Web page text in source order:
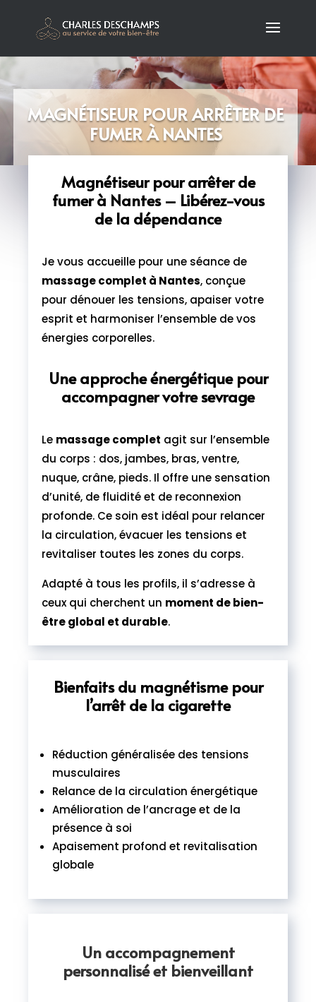
MAGNÉTISEUR POUR ARRÊTER DE
FUMER À NANTES
Magnétiseur pour arrêter de
fumer à Nantes – Libérez-vous
de la dépendance
Je vous accueille pour une séance de
massage complet à Nantes, conçue
pour dénouer les tensions, apaiser votre
esprit et harmoniser l’ensemble de vos
énergies corporelles.
Une approche énergétique pour
accompagner votre sevrage
Le massage complet agit sur l’ensemble
du corps : dos, jambes, bras, ventre,
nuque, crâne, pieds. Il offre une sensation
d’unité, de fluidité et de reconnexion
profonde. Ce soin est idéal pour relancer
la circulation, évacuer les tensions et
revitaliser toutes les zones du corps.
Adapté à tous les profils, il s’adresse à
ceux qui cherchent un moment de bien-
être global et durable.
Bienfaits du magnétisme pour
l’arrêt de la cigarette
Réduction généralisée des tensions
musculaires
Relance de la circulation énergétique
Amélioration de l’ancrage et de la
présence à soi
Apaisement profond et revitalisation
globale
Un accompagnement
personnalisé et bienveillant